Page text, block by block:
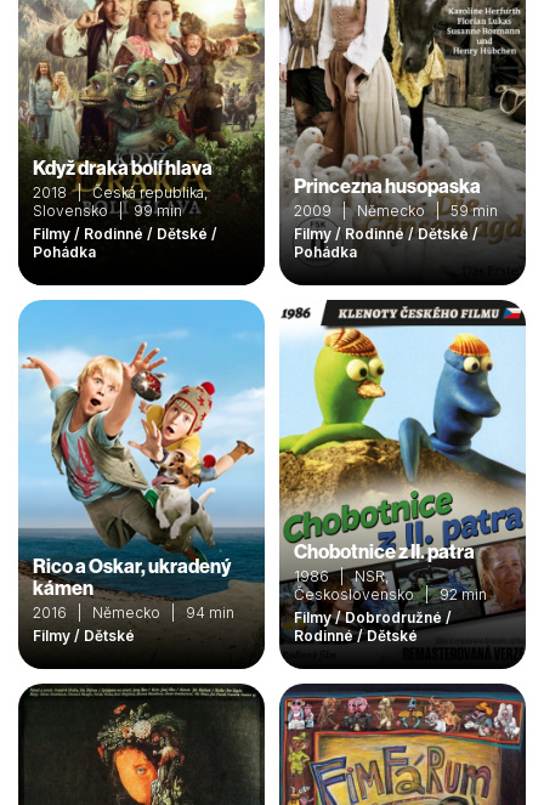
Když draka bolí hlava
2018 | Česká republika,
Slovensko | 99 min
Filmy / Rodinné / Dětské /
Pohádka
Princezna husopaska
2009 | Německo | 59 min
Filmy / Rodinné / Dětské /
Pohádka
Rico a Oskar, ukradený
kámen
2016 | Německo | 94 min
Filmy / Dětské
Chobotnice z II. patra
1986 | NSR,
Československo | 92 min
Filmy / Dobrodružné /
Rodinné / Dětské